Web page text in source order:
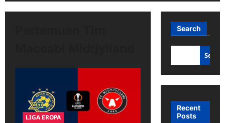
LIGA EROPA
Search
Recent
Posts